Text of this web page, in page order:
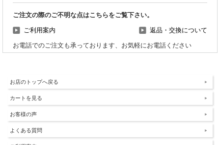
ご注文の際のご不明な点はこちらをご覧下さい。
ご利用案内 返品・交換について
お電話でのご注文も承っております、お気軽にお電話ください
お店のトップへ戻る
カートを見る
お客様の声
よくある質問